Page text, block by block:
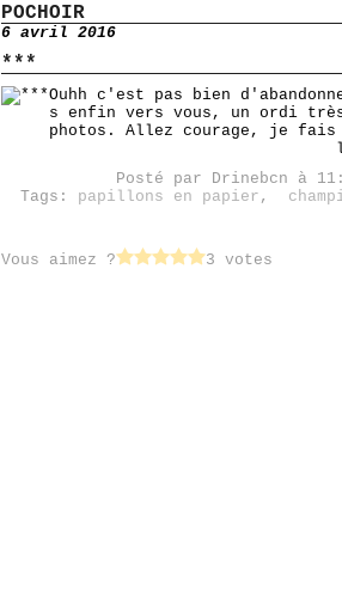
POCHOIR
6 avril 2016
***
Ouhh c'est pas bien
s enfin vers vous, un ordi
photos. Allez courage, je
Posté par Drinebcn à
Tags: papillons en papier ,
Vous aimez ? 3 votes